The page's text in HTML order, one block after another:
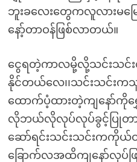
ဘူးခလေးတွေကလူလားမမြ
နော့်တာဝန်ဖြစ်လာတယ်။
ငွေရတဲ့ကာလမို့လို့သင်းသင်
နိုင်တယ်လေ၊၊သင်းသင်းက
ထောက်ပံ့ထားတဲ့ကျနော်ကိုရွှ
လိုဘယ်လိုလုပ်လုပ်ခွင့်ပြုတာပဲ
ဆော်ရင်းသင်းသင်းကကိုယ်ဝ
ခြောက်လအထိကျနော်လုပ်ဖ